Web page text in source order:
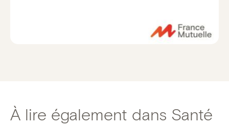
À lire également dans Santé